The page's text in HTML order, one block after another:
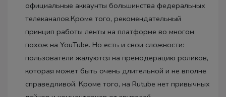
официальные аккаунты большинства федеральных
телеканалов.Кроме того, рекомендательный
принцип работы ленты на платформе во многом
похож на YouTube. Но есть и свои сложности:
пользователи жалуются на премодерацию роликов,
которая может быть очень длительной и не вполне
справедливой. Кроме того, на Rutube нет привычных